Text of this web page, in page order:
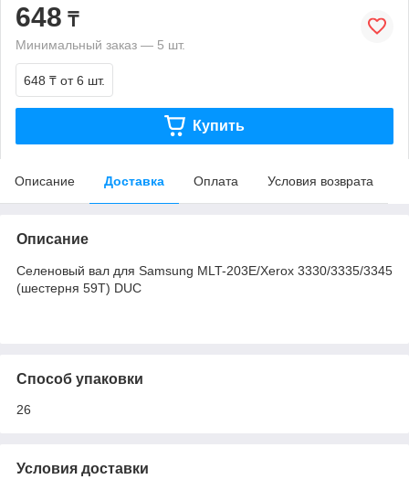
648 ₸
Минимальный заказ — 5 шт.
648 ₸ от 6 шт.
Купить
Описание Доставка Оплата Условия возврата
Описание
Селеновый вал для Samsung MLT-203E/Xerox 3330/3335/3345
(шестерня 59T) DUC
Способ упаковки
26
Условия доставки